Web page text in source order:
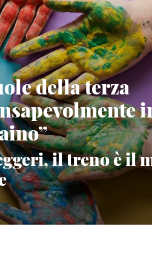
della terza
il treno è il